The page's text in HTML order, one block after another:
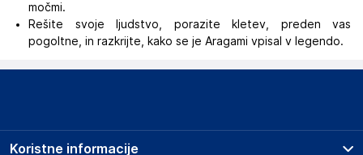
močmi.
Rešite svoje ljudstvo, porazite kletev, preden vas
pogoltne, in razkrijte, kako se je Aragami vpisal v legendo.
Koristne informacije